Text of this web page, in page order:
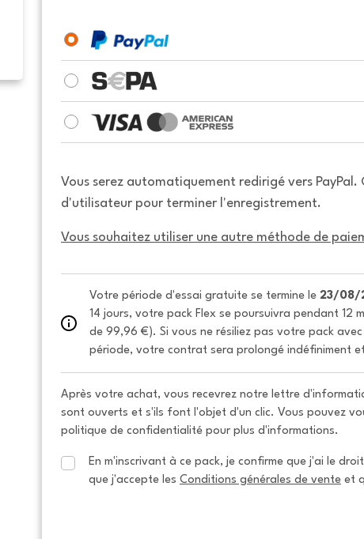
Vous serez automatiquement redirigé vers
d'utilisateur pour terminer l'enregistrement.
Vous souhaitez utiliser une autre méthode de
Votre période d'essai gratuite se termine le 23/08/
14 jours, votre pack Flex se poursuivra pendant 12
de 99,96 €). Si vous ne résiliez pas votre pack
période, votre contrat sera prolongé indéfiniment
Après votre achat, vous recevrez notre lettre
sont ouverts et s'ils font l'objet d'un clic. Vous pouvez
politique de confidentialité pour plus d'informations.
En m'inscrivant à ce pack, je confirme que j'ai le
que j'accepte les Conditions générales de vente et